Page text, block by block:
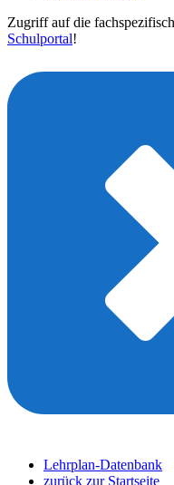
Zugriff auf die
Schulportal!
Lehrplan-Datenbank
zurück zur Startseite